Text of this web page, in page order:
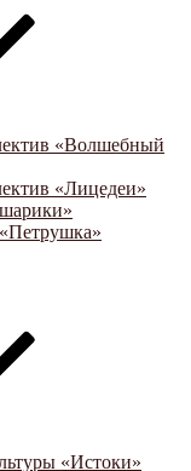
«Волшебный
«Лицедеи»
«Истоки»